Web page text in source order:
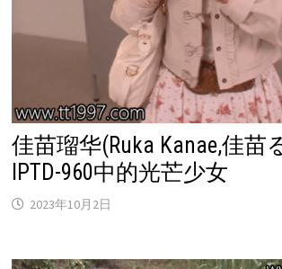
佳苗瑠华(Ruka Kanae,佳苗
IPTD-960中的光芒少女
2023年10月2日